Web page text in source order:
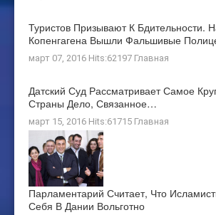
Туристов Призывают К Бдительности.
Копенгагена Вышли Фальшивые
март 07, 2016 Hits:62197 Главная
Датский Суд Рассматривает Самое
Страны Дело, Связанное…
март 15, 2016 Hits:61715 Главная
Парламентарий Считает, Что
Себя В Дании Вольготно